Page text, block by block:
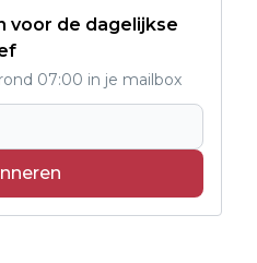
voor de dagelijkse
07:00 in je mailbox